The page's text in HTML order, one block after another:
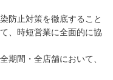
止対策を徹底すること
時短営業に全面的に協
間・全店舗において、